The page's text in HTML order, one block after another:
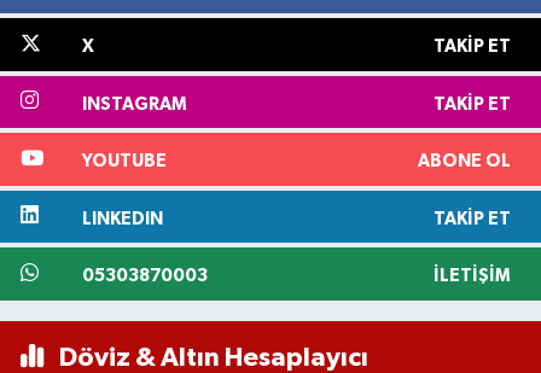
X TAKIP ET
INSTAGRAM TAKIP ET
YOUTUBE ABONE OL
LINKEDIN TAKIP ET
05303870003 İLETIŞIM
Döviz & Altın Hesaplayıcı